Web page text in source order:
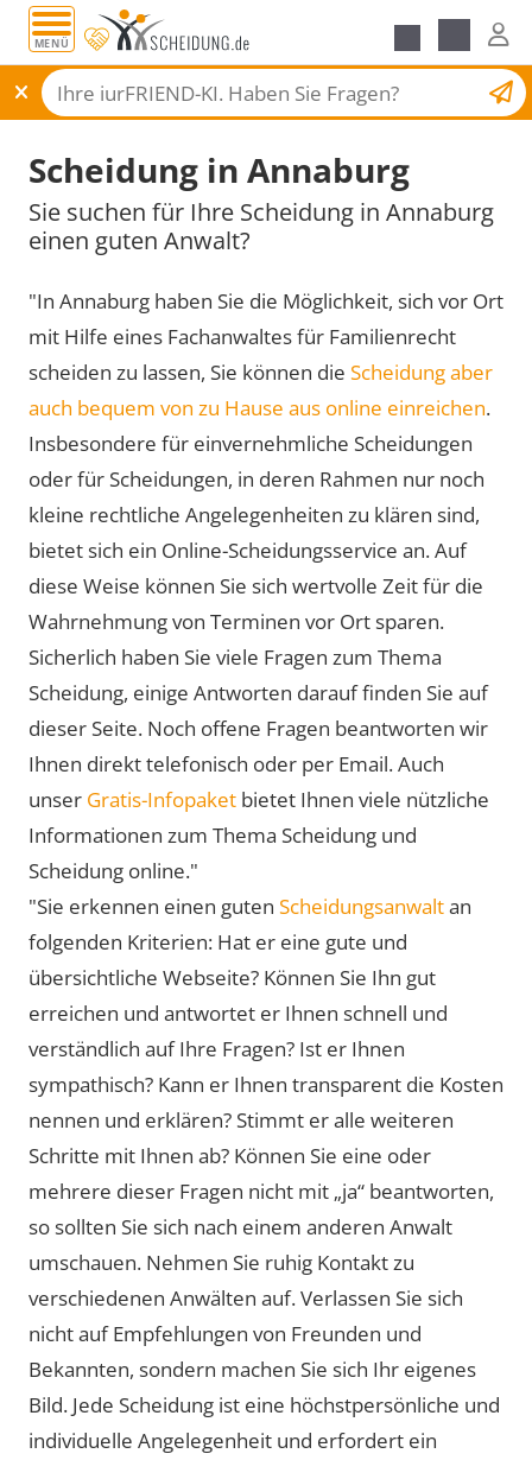
MENÜ
Scheidungsantrag
Scheidung in Annaburg
Sie suchen für Ihre Scheidung in Annaburg
einen guten Anwalt?
"In Annaburg haben Sie die Möglichkeit, sich vor Ort
mit Hilfe eines Fachanwaltes für Familienrecht
scheiden zu lassen, Sie können die Scheidung aber
auch bequem von zu Hause aus online einreichen.
Insbesondere für einvernehmliche Scheidungen
oder für Scheidungen, in deren Rahmen nur noch
kleine rechtliche Angelegenheiten zu klären sind,
bietet sich ein Online-Scheidungsservice an. Auf
diese Weise können Sie sich wertvolle Zeit für die
Wahrnehmung von Terminen vor Ort sparen.
Sicherlich haben Sie viele Fragen zum Thema
Scheidung, einige Antworten darauf finden Sie auf
dieser Seite. Noch offene Fragen beantworten wir
Ihnen direkt telefonisch oder per Email. Auch
unser Gratis-Infopaket bietet Ihnen viele nützliche
Informationen zum Thema Scheidung und
Scheidung online."
"Sie erkennen einen guten Scheidungsanwaltan
folgenden Kriterien: Hat er eine gute und
übersichtliche Webseite? Können Sie Ihn gut
erreichen und antwortet er Ihnen schnell und
verständlich auf Ihre Fragen? Ist er Ihnen
sympathisch? Kann er Ihnen transparent die Kosten
nennen und erklären? Stimmt er alle weiteren
Schritte mit Ihnen ab? Können Sie eine oder
mehrere dieser Fragen nicht mit „ja“ beantworten,
so sollten Sie sich nach einem anderen Anwalt
umschauen. Nehmen Sie ruhig Kontakt zu
verschiedenen Anwälten auf. Verlassen Sie sich
nicht auf Empfehlungen von Freunden und
Bekannten, sondern machen Sie sich Ihr eigenes
Bild. Jede Scheidung ist eine höchstpersönliche und
individuelle Angelegenheit und erfordert ein